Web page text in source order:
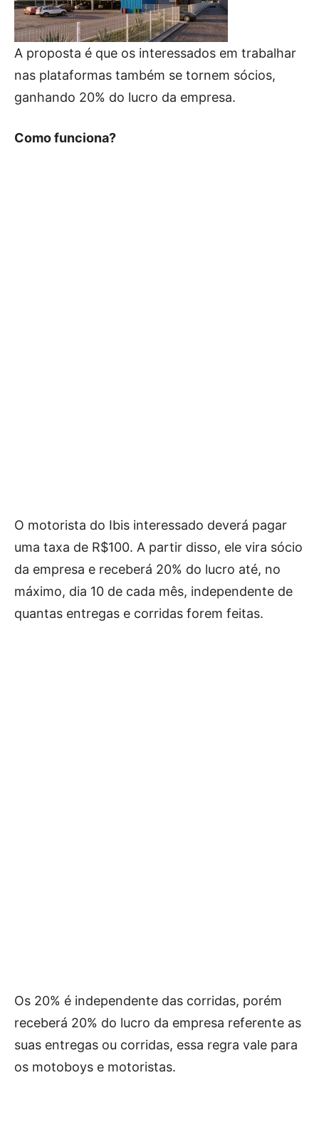
A proposta é que os interessados em trabalhar
nas plataformas também se tornem sócios,
ganhando 20% do lucro da empresa.
Como funciona?
O motorista do Ibis interessado deverá pagar
uma taxa de R$100. A partir disso, ele vira sócio
da empresa e receberá 20% do lucro até, no
máximo, dia 10 de cada mês, independente de
quantas entregas e corridas forem feitas.
Os 20% é independente das corridas, porém
receberá 20% do lucro da empresa referente as
suas entregas ou corridas, essa regra vale para
os motoboys e motoristas.